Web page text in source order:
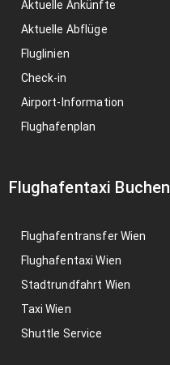
Aktuelle Ankünfte
Aktuelle Abflüge
Fluglinien
Check-in
Airport-Information
Flughafenplan
Flughafentaxi Buchen
Flughafentransfer Wien
Flughafentaxi Wien
Stadtrundfahrt Wien
Taxi Wien
Shuttle Service